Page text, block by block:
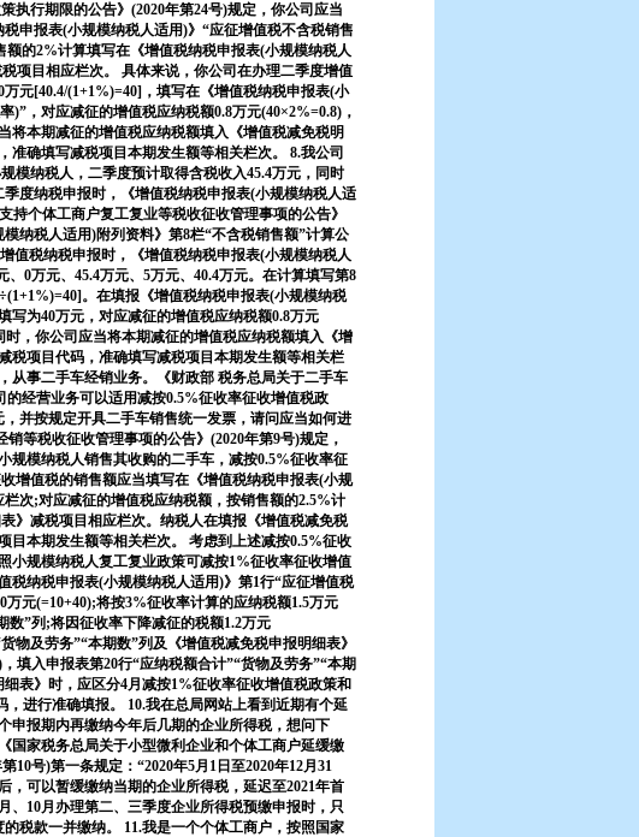
执行期限的公告》(2020年第24号)规定，你公司应当
申报表(小规模纳税人适用)》“应征增值税不含税销售
的2%计算填写在《增值税纳税申报表(小规模纳税人
项目相应栏次。 具体来说，你公司在办理二季度增值
元[40.4/(1+1%)=40]，填写在《增值税纳税申报表(小
，对应减征的增值税应纳税额0.8万元(40×2%=0.8)，
将本期减征的增值税应纳税额填入《增值税减免税明
确填写减税项目本期发生额等相关栏次。 8.我公司
模纳税人，二季度预计取得含税收入45.4万元，同时
度纳税申报时，《增值税纳税申报表(小规模纳税人适
持个体工商户复工复业等税收征收管理事项的公告》
纳税人适用)附列资料》第8栏“不含税销售额”计算公
值税纳税申报时，《增值税纳税申报表(小规模纳税人
0万元、45.4万元、5万元、40.4万元。在计算填写第8
。在填报《增值税纳税申报表(小规模纳税
写为40万元，对应减征的增值税应纳税额0.8万元
，你公司应当将本期减征的增值税应纳税额填入《增
税项目代码，准确填写减税项目本期发生额等相关栏
从事二手车经销业务。《财政部 税务总局关于二手车
经营业务可以适用减按0.5%征收率征收增值税政
并按规定开具二手车销售统一发票，请问应当如何进
等税收征收管理事项的公告》(2020年第9号)规定，
规模纳税人销售其收购的二手车，减按0.5%征收率征
增值税的销售额应当填写在《增值税纳税申报表(小规
次;对应减征的增值税应纳税额，按销售额的2.5%计
》减税项目相应栏次。纳税人在填报《增值税减免税
目本期发生额等相关栏次。 考虑到上述减按0.5%征收
小规模纳税人复工复业政策可减按1%征收率征收增值
税纳税申报表(小规模纳税人适用)》第1行“应征增值税
元(=10+40);将按3%征收率计算的应纳税额1.5万元
数”列;将因征收率下降减征的税额1.2万元
物及劳务”“本期数”列及《增值税减免税申报明细表》
填入申报表第20行“应纳税额合计”“货物及劳务”“本期
表》时，应区分4月减按1%征收率征收增值税政策和
进行准确填报。 10.我在总局网站上看到近期有个延
申报期内再缴纳今年后几期的企业所得税，想问下
国家税务总局关于小型微利企业和个体工商户延缓缴
10号)第一条规定：“2020年5月1日至2020年12月31
，可以暂缓缴纳当期的企业所得税，延迟至2021年首
、10月办理第二、三季度企业所得税预缴申报时，只
税款一并缴纳。 11.我是一个个体工商户，按照国家